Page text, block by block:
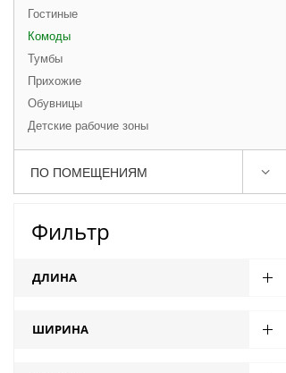
Гостиные
Комоды
Тумбы
Прихожие
Обувницы
Детские рабочие зоны
ПО ПОМЕЩЕНИЯМ
Фильтр
ДЛИНА
ШИРИНА